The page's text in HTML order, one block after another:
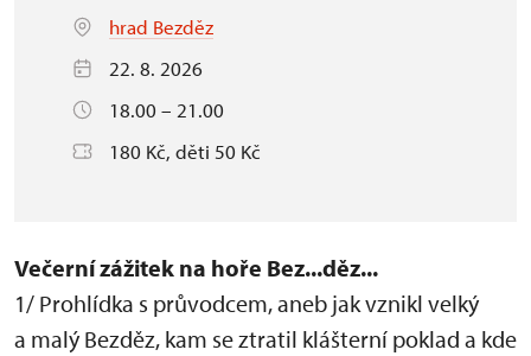
hrad Bezděz
22. 8. 2026
18.00 – 21.00
180 Kč, děti 50 Kč
Večerní zážitek na hoře Bez...děz...
1/ Prohlídka s průvodcem, aneb jak vznikl velký
a malý Bezděz, kam se ztratil klášterní poklad a kde